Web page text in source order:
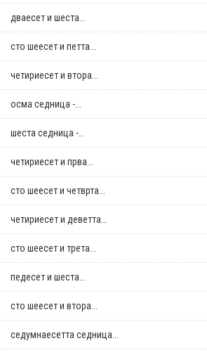
дваесет и шеста...
сто шеесет и петта...
четириесет и втора...
осма седница -...
шеста седница -...
четириесет и прва...
сто шеесет и четврта...
четириесет и деветта...
сто шеесет и трета...
педесет и шеста...
сто шеесет и втора...
седумнаесетта седница...